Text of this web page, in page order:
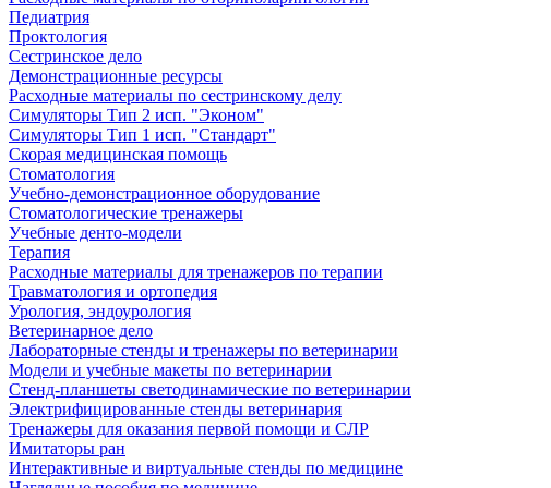
Педиатрия
Проктология
Сестринское дело
Демонстрационные ресурсы
Расходные материалы по сестринскому делу
Симуляторы Тип 2 исп. "Эконом"
Симуляторы Тип 1 исп. "Стандарт"
Скорая медицинская помощь
Стоматология
Учебно-демонстрационное оборудование
Стоматологические тренажеры
Учебные денто-модели
Терапия
Расходные материалы для тренажеров по терапии
Травматология и ортопедия
Урология, эндоурология
Ветеринарное дело
Лабораторные стенды и тренажеры по ветеринарии
Модели и учебные макеты по ветеринарии
Стенд-планшеты светодинамические по ветеринарии
Электрифицированные стенды ветеринария
Тренажеры для оказания первой помощи и СЛР
Имитаторы ран
Интерактивные и виртуальные стенды по медицине